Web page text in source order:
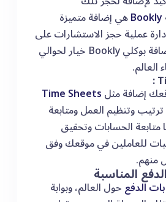
Booklyهي إضافة متميزة
عملية حجز الاستشارات على
موقعك، حيث تعد إضافة بوكلي Bookly خيار لحوالي
إضافة مثلTime Sheets
وتنظيم العمل ومتابعة
متابعة الحسابات وتحقيق
للعاملين في موقعك وفق
منهم.
الدفعحول العالم، وبوابة